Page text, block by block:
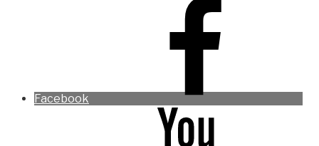
Facebook